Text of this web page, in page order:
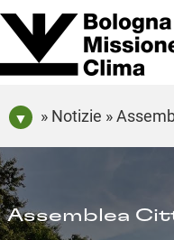
Assemblea